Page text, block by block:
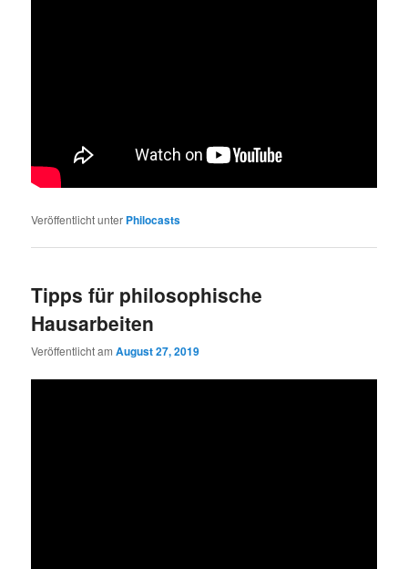
Veröffentlicht unter Philocasts
Tipps für philosophische
Hausarbeiten
Veröffentlicht amAugust 27, 2019